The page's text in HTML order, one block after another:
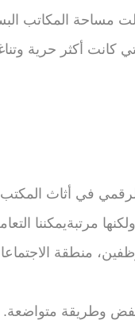
مساحة المكاتب
كانت أكثر حرية
في أثاث
مرتبةيمكننا
منطقة
متواضعة.